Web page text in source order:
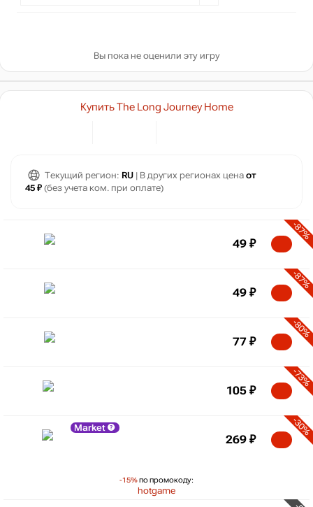
Вы пока не оценили эту игру
Купить The Long Journey Home
Текущий регион: RU | В других регионах цена от
45 ₽ (без учета ком. при оплате)
-87%
49 ₽
-87%
49 ₽
-80%
77 ₽
-73%
105 ₽
Market
-15%по промокоду:
hotgame
-30%
269 ₽